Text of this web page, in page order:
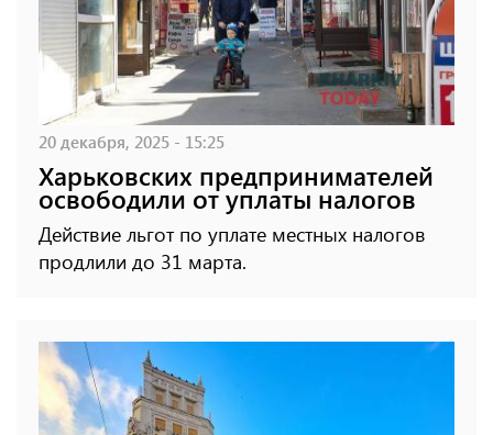
20 декабря, 2025 - 15:25
Харьковских предпринимателей
освободили от уплаты налогов
Действие льгот по уплате местных налогов
продлили до 31 марта.